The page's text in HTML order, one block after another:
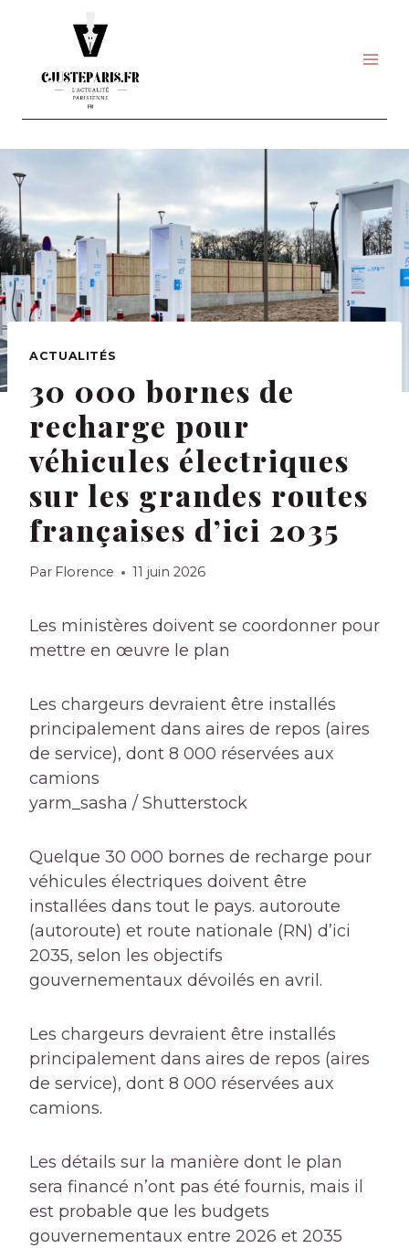
ACTUALITÉS
30 000 bornes de
recharge pour
véhicules électriques
sur les grandes routes
françaises d’ici 2035
Par Florence 11 juin 2026
Les ministères doivent se coordonner pour
mettre en œuvre le plan
Les chargeurs devraient être installés
principalement dans aires de repos (aires
de service), dont 8 000 réservées aux
camions
yarm_sasha / Shutterstock
Quelque 30 000 bornes de recharge pour
véhicules électriques doivent être
installées dans tout le pays. autoroute
(autoroute) et route nationale (RN) d’ici
2035, selon les objectifs
gouvernementaux dévoilés en avril.
Les chargeurs devraient être installés
principalement dans aires de repos (aires
de service), dont 8 000 réservées aux
camions.
Les détails sur la manière dont le plan
sera financé n’ont pas été fournis, mais il
est probable que les budgets
gouvernementaux entre 2026 et 2035